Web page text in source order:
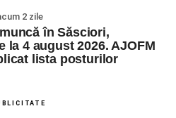
2 zile
în Săsciori,
la 4 august 2026. AJOFM
lista posturilor